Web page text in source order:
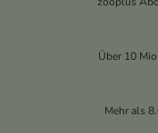
Über 10
Mehr als